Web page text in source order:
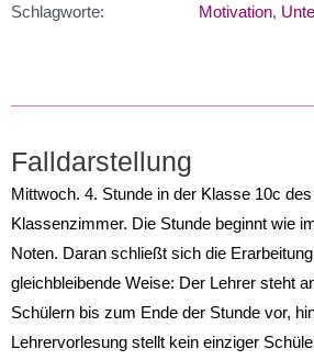
Schlagworte:
Motivation,
Falldarstellung
Mittwoch. 4. Stunde in der Klasse 10c
Klassenzimmer. Die Stunde beginnt wie
Noten. Daran schließt sich die
gleichbleibende Weise: Der Lehrer steht
Schülern bis zum Ende der Stunde vor,
Lehrervorlesung stellt kein einziger